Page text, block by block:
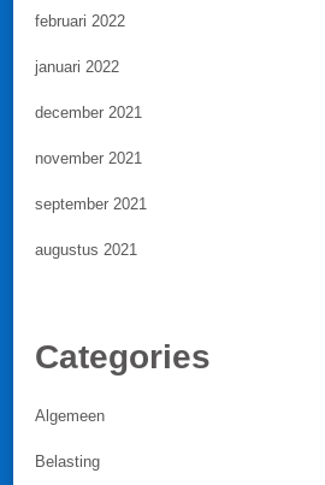
februari 2022
januari 2022
december 2021
november 2021
september 2021
augustus 2021
Categories
Algemeen
Belasting